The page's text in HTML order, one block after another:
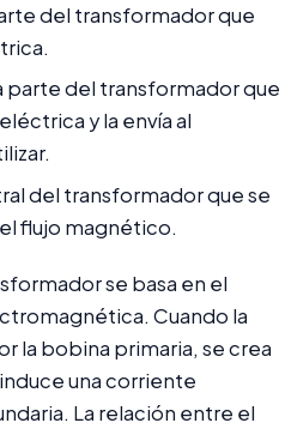
del transformador que
parte del transformador que
y la envía al
del transformador que se
flujo magnético.
se basa en el
Cuando la
la bobina primaria, se crea
una corriente
La relación entre el